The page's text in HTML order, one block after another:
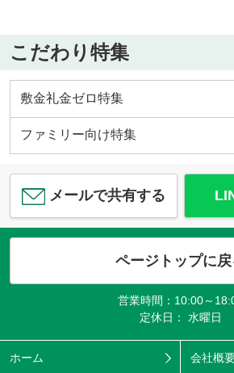
こだわり特集
敷金礼金ゼロ特集
ファミリー向け特集
メールで共有する
ページトップに戻
営業時間：10:00～
定休日： 水曜日
ホーム 会社概